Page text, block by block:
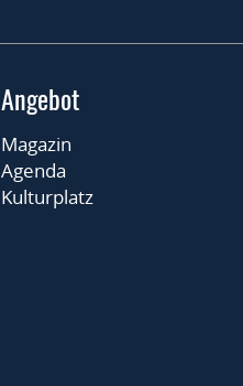
Angebot
Magazin
Agenda
Kulturplatz